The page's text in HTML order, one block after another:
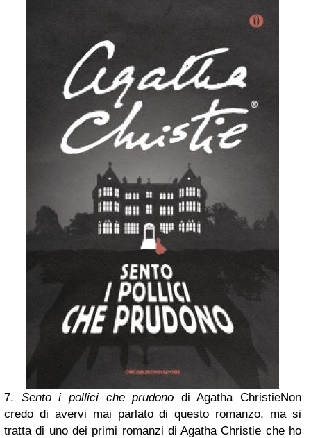
7. Sento i pollici che prudono di Agatha ChristieNon
credo di avervi mai parlato di questo romanzo, ma si
tratta di uno dei primi romanzi di Agatha Christie che ho